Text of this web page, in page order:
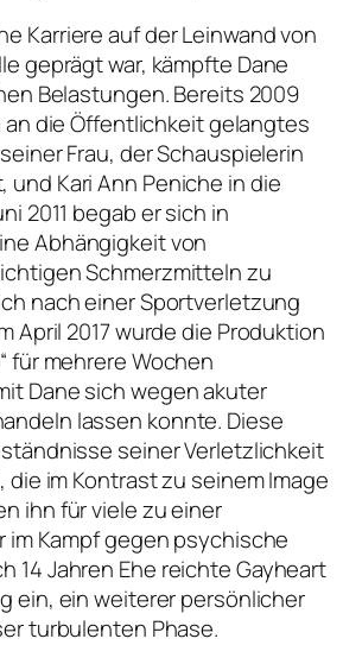
Karriere auf der Leinwand von
geprägt war, kämpfte Dane
Belastungen. Bereits 2009
die Öffentlichkeit gelangtes
Frau, der Schauspielerin
und Kari Ann Peniche in die
2011 begab er sich in
Abhängigkeit von
Schmerzmitteln zu
nach einer Sportverletzung
April 2017 wurde die Produktion
für mehrere Wochen
Dane sich wegen akuter
lassen konnte. Diese
seiner Verletzlichkeit
im Kontrast zu seinem Image
ihn für viele zu einer
Kampf gegen psychische
14 Jahren Ehe reichte Gayheart
ein, ein weiterer persönlicher
turbulenten Phase.